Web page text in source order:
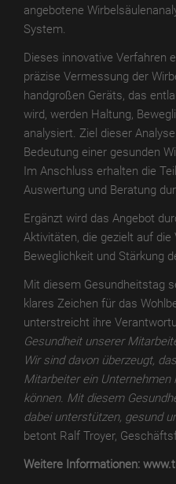
TroPROTECT-
X
MATT
THERMO
TroPROTECT-
X
DIGITAL
TroPROTECT
GLOSS
TroPROTECT
GLOSS
WET
TroPROTECT
GLOSS
THERMO
TroTEMPTATION-
X
TroTEMPTATION-
angebotene
System.
Dieses innovative Verfahren
präzise Vermessung der
handgroßen Geräts, das
wird, werden Haltung,
analysiert. Ziel dieser
Bedeutung einer gesunden
Im Anschluss erhalten die
Auswertung und Beratung
Ergänzt wird das Angebot
Aktivitäten, die gezielt auf die
Beweglichkeit und Stärkung
Mit diesem Gesundheitstag
klares Zeichen für das
unterstreicht ihre
Gesundheit unserer
Wir sind davon überzeugt,
Mitarbeiter ein
können. Mit diesem
dabei unterstützen, gesund
betont Ralf Troyer,
Weitere Informationen: